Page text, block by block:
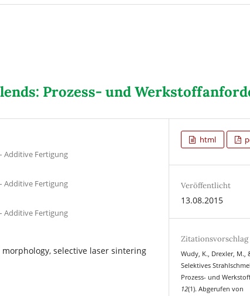
Prozess- und
Additive Fertigung
Additive Fertigung
Additive Fertigung
selective laser sintering
html
Veröffentlicht
13.08.2015
Zitationsvorschlag
Wudy, K., Drexler, M.,
Selektives
Prozess- und
12(1). Abgerufen von